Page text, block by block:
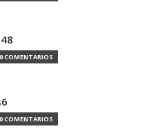
0 COMENTARIOS
0 COMENTARIOS